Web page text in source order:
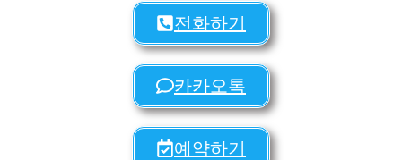
전화하기
카카오톡
예약하기